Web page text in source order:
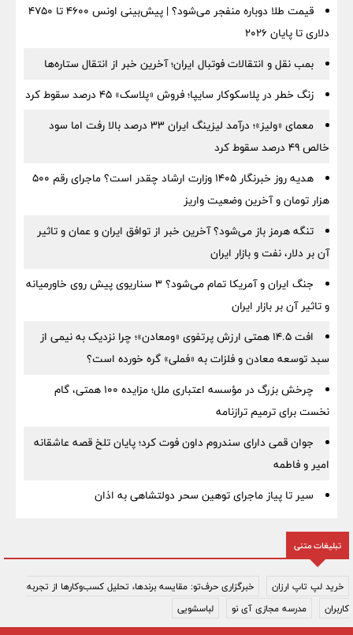
قیمت طلا دوباره منفجر می‌شود؟ | پیش‌بینی اونس ۴۶۰۰ تا ۴۷۵۰
دلاری تا پایان ۲۰۲۶
بمب نقل‌ و انتقالات فوتبال ایران؛ آخرین خبر از انتقال ستاره‌ها
زنگ خطر در پلاسکوکار سایپا؛ فروش «پلاسک» ۴۵ درصد سقوط کرد
معمای «ولیز»؛ درآمد لیزینگ ایران ۳۳ درصد بالا رفت اما سود
خالص ۴۹ درصد سقوط کرد
هدیه روز خبرنگار ۱۴۰۵ وزارت ارشاد چقدر است؟ ماجرای رقم ۵۰۰
هزار تومان و آخرین وضعیت واریز
تنگه هرمز باز می‌شود؟ آخرین خبر از توافق ایران و عمان و تاثیر
آن بر دلار، نفت و بازار ایران
جنگ ایران و آمریکا تمام می‌شود؟ ۳ سناریوی پیش روی خاورمیانه
و تاثیر آن بر بازار ایران
افت ۱۴.۵ همتی ارزش پرتفوی «ومعادن»؛ چرا نزدیک به نیمی از
سبد توسعه معادن و فلزات به «فملی» گره خورده است؟
چرخش بزرگ در مؤسسه اعتباری ملل؛ مزایده ۱۰۰ همتی، گام
نخست برای ترمیم ترازنامه
جوان قمی دارای سندروم داون فوت کرد؛ پایان تلخ قصه عاشقانه
امیر و فاطمه
سیر تا پیاز ماجرای توهین سحر دولتشاهی به اذان
تبلیغات متنی
خرید لپ تاپ ارزان
خبرگزاری حرف‌تو: مقایسه برندها، تحلیل کسب‌وکارها از تجربه
کاربران
مدرسه مجازی آی نو لباسشویی